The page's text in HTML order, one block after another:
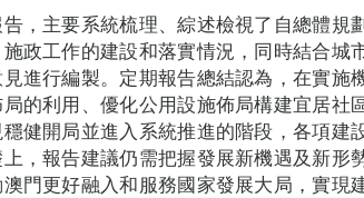
，主要系統梳理、綜述檢視了自總體規
政工作的建設和落實情況，同時結合城
進行編製。定期報告總結認為，在實施
的利用、優化公用設施佈局構建宜居社
健開局並進入系統推進的階段，各項建
，報告建議仍需把握發展新機遇及新形
門更好融入和服務國家發展大局，實現